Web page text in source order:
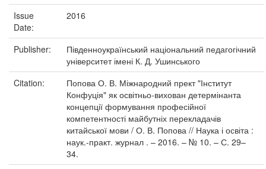
Issue
Date:
2016
Publisher:
Південноукраїнський національний педагогічний
університет імені К. Д. Ушинського
Citation:
Попова О. В. Міжнародний прект "Інститут
Конфуція" як освітньо-вихован детермінанта
концепції формування професійної
компетентності майбутніх перекладачів
китайської мови / О. В. Попова // Наука і освіта :
наук.-практ. журнал . – 2016. – № 10. – С. 29–
34.